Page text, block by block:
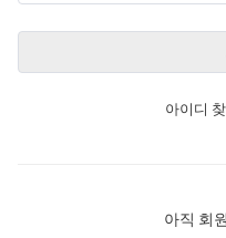
아이디
아직 회